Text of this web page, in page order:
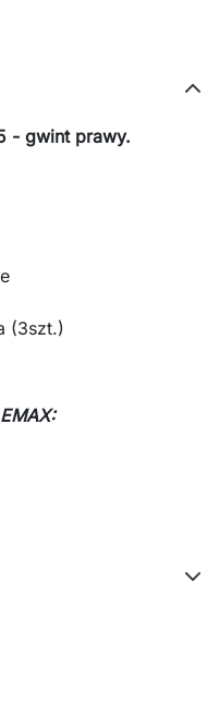
- gwint prawy.
(3szt.)